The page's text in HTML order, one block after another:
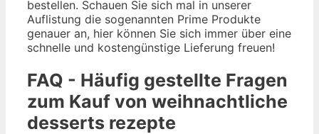
bestellen. Schauen Sie sich mal in unserer
Auflistung die sogenannten Prime Produkte
genauer an, hier können Sie sich immer über eine
schnelle und kostengünstige Lieferung freuen!
FAQ - Häufig gestellte Fragen
zum Kauf von weihnachtliche
desserts rezepte